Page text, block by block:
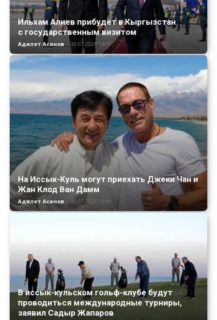
Ильхам Алиев прибудет в Кыргызстан
с государственным визитом
Адилет Асанов - 30.07.2026 16:31
На Иссык-Куль могут приехать Джеки Чан и
Жан Клод Ван Дамм
Адилет Асанов - 30.07.2026 15:09
В иссык-кульском гольф-клубе будут
проводиться международные турниры,
заявил Садыр Жапаров